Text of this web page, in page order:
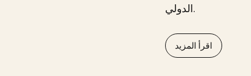
الدولي.
اقرأ المزيد